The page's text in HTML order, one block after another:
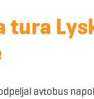
tura
avtobus